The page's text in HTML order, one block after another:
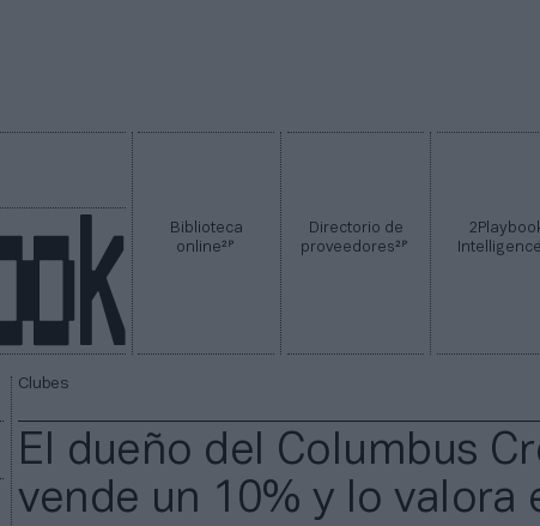
Biblioteca
online2P
Directorio de
proveedores2P
Clubes
El dueño del Columbus
vende un 10% y lo valora